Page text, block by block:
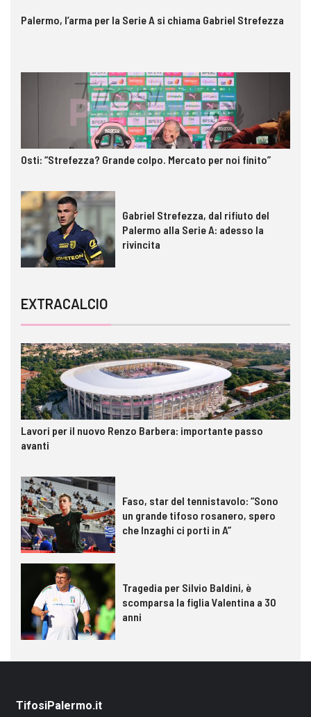
Palermo, l’arma per la Serie A si chiama Gabriel Strefezza
Osti: “Strefezza? Grande colpo. Mercato per noi finito”
Gabriel Strefezza, dal rifiuto del
Palermo alla Serie A: adesso la
rivincita
EXTRACALCIO
Lavori per il nuovo Renzo Barbera: importante passo
avanti
Faso, star del tennistavolo: “Sono
un grande tifoso rosanero, spero
che Inzaghi ci porti in A”
Tragedia per Silvio Baldini, è
scomparsa la figlia Valentina a 30
anni
TifosiPalermo.it